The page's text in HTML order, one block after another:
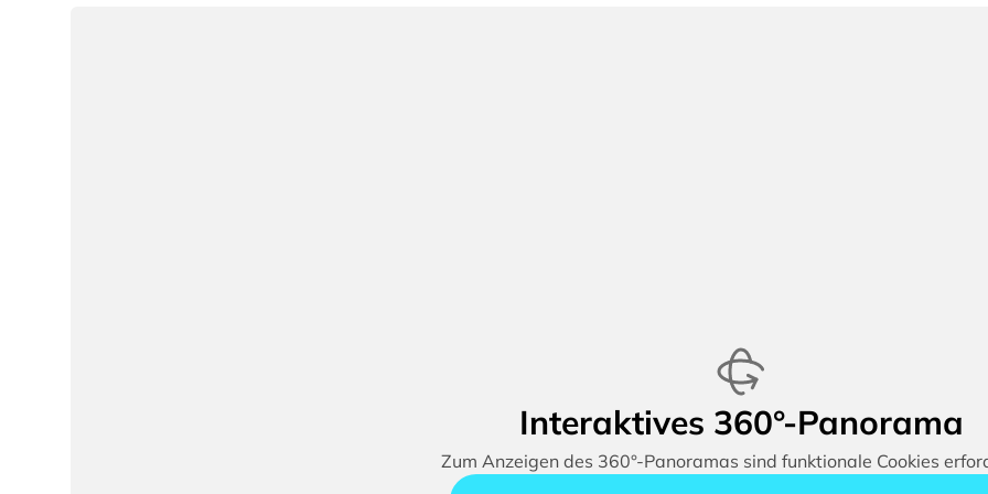
Interaktives 360°-Panorama
Zum Anzeigen des 360°-Panoramas sind funktionale Cookies